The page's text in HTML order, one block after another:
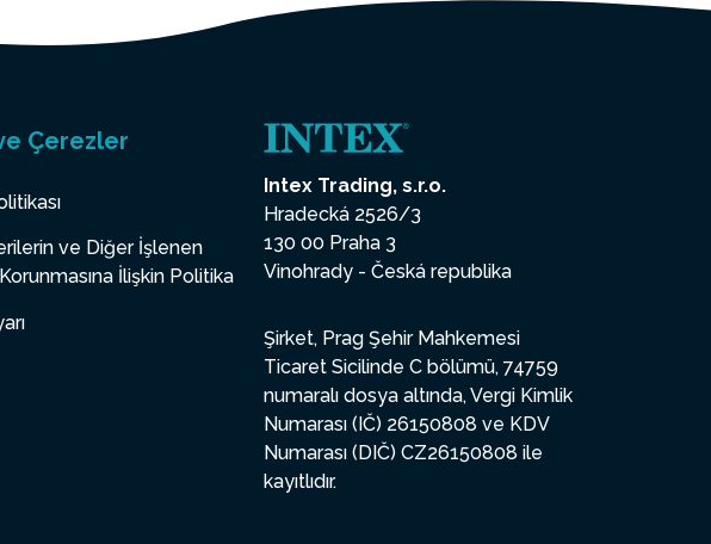
Çerezler
ve Diğer İşlenen
İlişkin Politika
Intex Trading, s.r.o.
Hradecká 2526/3
130 00 Praha 3
Vinohrady - Česká republika
Şirket, Prag Şehir Mahkemesi
Ticaret Sicilinde C bölümü, 74759
numaralı dosya altında, Vergi Kimlik
Numarası (IČ) 26150808 ve KDV
Numarası (DIČ) CZ26150808 ile
kayıtlıdır.